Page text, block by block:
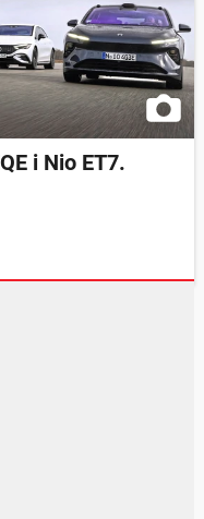
i Nio ET7.